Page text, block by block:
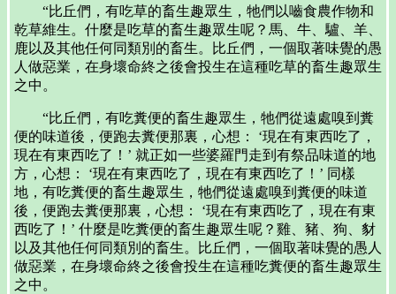
“比丘們，有吃草的畜生趣眾生，牠們以嚙食農作物和
乾草維生。什麼是吃草的畜生趣眾生呢？馬、牛、驢、羊、
鹿以及其他任何同類別的畜生。比丘們，一個取著味覺的愚
人做惡業，在身壞命終之後會投生在這種吃草的畜生趣眾生
之中。
“比丘們，有吃糞便的畜生趣眾生，牠們從遠處嗅到糞
便的味道後，便跑去糞便那裏，心想： ‘現在有東西吃了，
現在有東西吃了！’ 就正如一些婆羅門走到有祭品味道的地
方，心想： ‘現在有東西吃了，現在有東西吃了！’ 同樣
地，有吃糞便的畜生趣眾生，牠們從遠處嗅到糞便的味道
後，便跑去糞便那裏，心想： ‘現在有東西吃了，現在有東
西吃了！’ 什麼是吃糞便的畜生趣眾生呢？雞、豬、狗、豺
以及其他任何同類別的畜生。比丘們，一個取著味覺的愚人
做惡業，在身壞命終之後會投生在這種吃糞便的畜生趣眾生
之中。